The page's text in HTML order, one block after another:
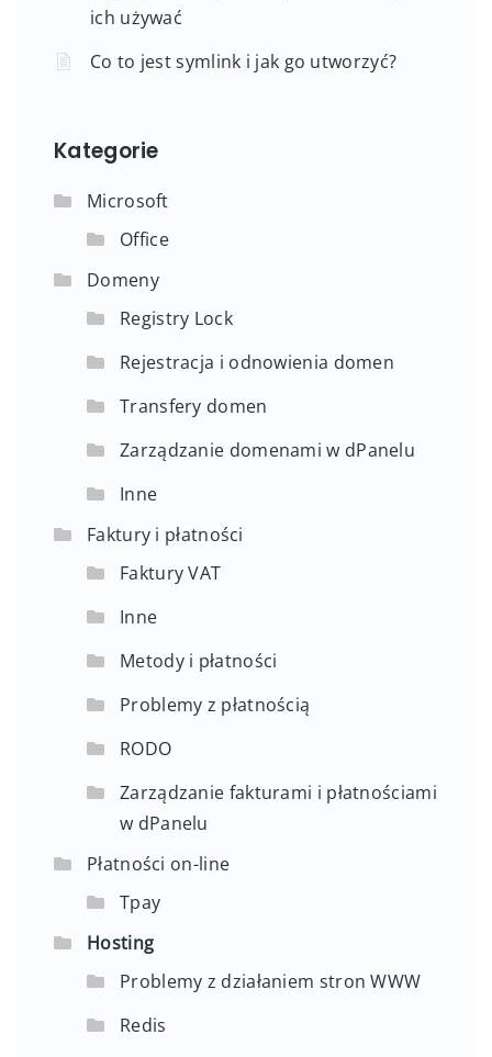
ich używać
Co to jest symlink i jak go utworzyć?
Kategorie
Microsoft
Office
Domeny
Registry Lock
Rejestracja i odnowienia domen
Transfery domen
Zarządzanie domenami w dPanelu
Inne
Faktury i płatności
Faktury VAT
Inne
Metody i płatności
Problemy z płatnością
RODO
Zarządzanie fakturami i płatnościami
w dPanelu
Płatności on-line
Tpay
Hosting
Problemy z działaniem stron WWW
Redis